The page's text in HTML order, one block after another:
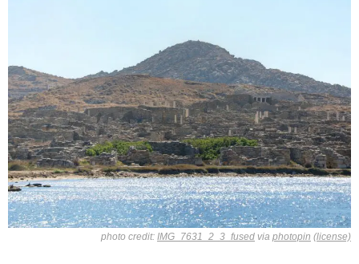
photo credit: IMG_7631_2_3_fused via photopin (license)